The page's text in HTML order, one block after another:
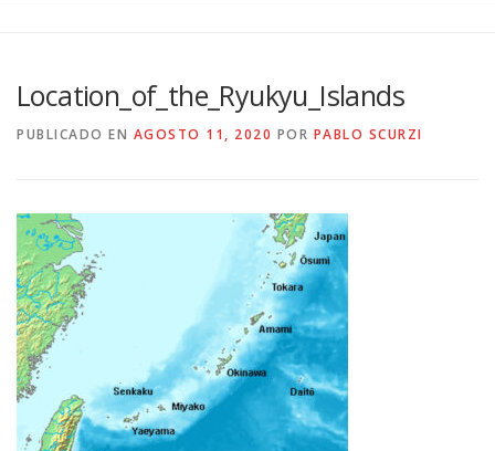
Location_of_the_Ryukyu_Islands
PUBLICADO EN AGOSTO 11, 2020 POR PABLO SCURZI